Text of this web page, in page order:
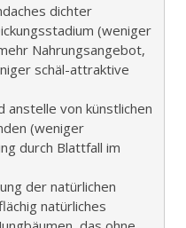
dichter
(weniger
Nahrungsangebot,
schäl-attraktive
anstelle von künstlichen
(weniger
durch Blattfall im
der natürlichen
natürliches